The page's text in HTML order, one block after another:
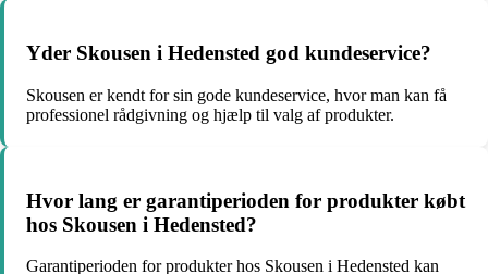
Yder Skousen i Hedensted god kundeservice?
Skousen er kendt for sin gode kundeservice, hvor man kan få
professionel rådgivning og hjælp til valg af produkter.
Hvor lang er garantiperioden for produkter købt
hos Skousen i Hedensted?
Garantiperioden for produkter hos Skousen i Hedensted kan